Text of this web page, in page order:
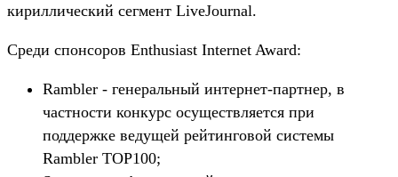
кириллический сегмент LiveJournal.
Среди спонсоров Enthusiast Internet Award:
Rambler - генеральный интернет-партнер, в
частности конкурс осуществляется при
поддержке ведущей рейтинговой системы
Rambler TOP100;